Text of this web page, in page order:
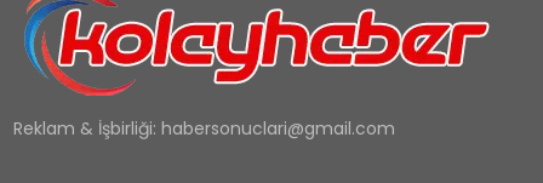
Reklam & İşbirliği: habersonuclari@gmail.com